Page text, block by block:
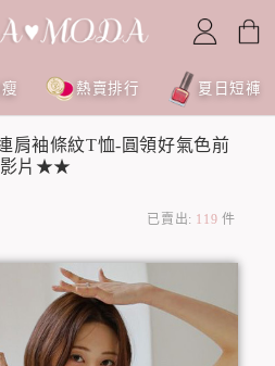
熱賣排行 夏日短褲
肩袖條紋T恤-圓領好氣色前
影片★★
已賣出: 119 件